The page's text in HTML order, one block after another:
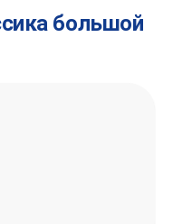
большой